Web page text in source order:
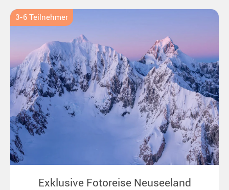
3-6 Teilnehmer
Exklusive Fotoreise Neuseeland